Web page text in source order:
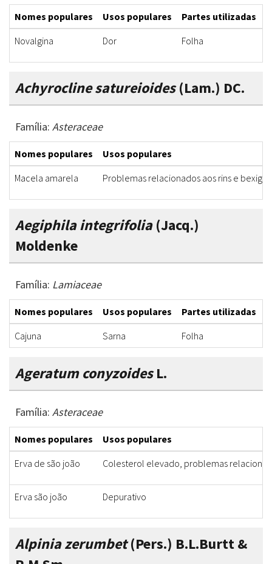
Nomes populares Usos populares Partes utilizadas
Novalgina
Dor Folha
Achyrocline satureioides(Lam.) DC.
Família: Asteraceae
Nomes populares
Usos populares
Macela amarela
Problemas relacionados aos rins e bexiga
Aegiphila integrifolia(Jacq.)
Moldenke
Família: Lamiaceae
Nomes populares Usos populares Partes utilizadas
Cajuna
Sarna Folha
Ageratum conyzoidesL.
Família: Asteraceae
Nomes populares
Usos populares
Erva de são joão
Colesterol elevado, problemas
Erva são joão Depurativo
Alpinia zerumbet(Pers.) B.L.Burtt &